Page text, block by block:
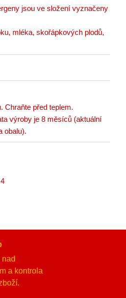
jsou ve složení vyznačeny
mléka, skořápkových plodů,
Chraňte před teplem.
výroby je 8 měsíců (aktuální
obalu).
nad
a kontrola